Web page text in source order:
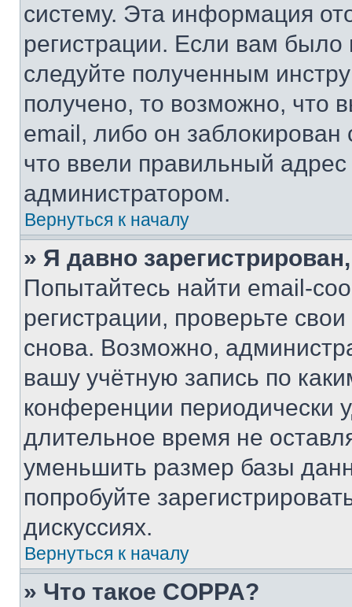
систему. Эта информация
регистрации. Если вам
следуйте полученным
получено, то возможно, что
email, либо он
что ввели правильный адрес
администратором.
Вернуться к началу
» Я давно
Попытайтесь найти email-
регистрации, проверьте
снова. Возможно,
вашу учётную запись по
конференции периодически
длительное время не
уменьшить размер базы
попробуйте
дискуссиях.
Вернуться к началу
» Что такое COPPA?